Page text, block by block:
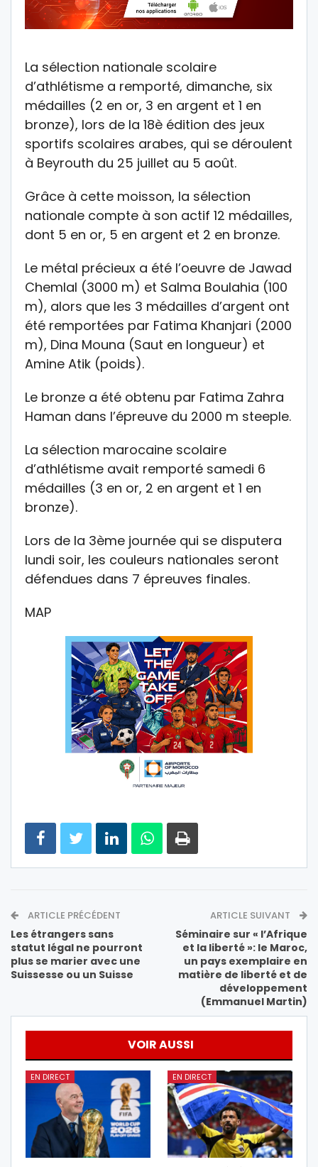
La sélection nationale scolaire
d’athlétisme a remporté, dimanche, six
médailles (2 en or, 3 en argent et 1 en
bronze), lors de la 18è édition des jeux
sportifs scolaires arabes, qui se déroulent
à Beyrouth du 25 juillet au 5 août.
Grâce à cette moisson, la sélection
nationale compte à son actif 12 médailles,
dont 5 en or, 5 en argent et 2 en bronze.
Le métal précieux a été l’oeuvre de Jawad
Chemlal (3000 m) et Salma Boulahia (100
m), alors que les 3 médailles d’argent ont
été remportées par Fatima Khanjari (2000
m), Dina Mouna (Saut en longueur) et
Amine Atik (poids).
Le bronze a été obtenu par Fatima Zahra
Haman dans l’épreuve du 2000 m steeple.
La sélection marocaine scolaire
d’athlétisme avait remporté samedi 6
médailles (3 en or, 2 en argent et 1 en
bronze).
Lors de la 3ème journée qui se disputera
lundi soir, les couleurs nationales seront
défendues dans 7 épreuves finales.
MAP
ARTICLE PRÉCÉDENT
Les étrangers sans
statut légal ne pourront
plus se marier avec une
Suissesse ou un Suisse
ARTICLE SUIVANT
Séminaire sur « l’Afrique
et la liberté »: le Maroc,
un pays exemplaire en
matière de liberté et de
développement
(Emmanuel Martin)
VOIR AUSSI
EN DIRECT EN DIRECT